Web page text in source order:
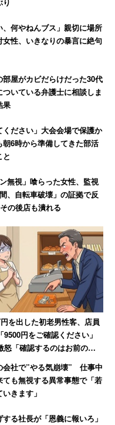
は当然ですが、すでに
はできません。「怒
ことを、この上司はよ
いくらいの上司です。
身の「こうするべき」
が生じるとも説いてい
をしているかのようで
き」という自分の考え
だけかもしれません。
、何やねんブス」親切に場所
性、いきなりの暴言に絶句
屋がカビだらけだった30代
いている弁護士に相談しま
果
ください」大会会場で保護か
6時から準備してきた部活
と
無視」喰らった女性、監視
、自転車破壊」の証拠で反
の後店も潰れる
を出した初老男性客、店員
9500円をご確認ください」
怒「確認するのはお前の仕
だろ!」→妻には頭が上がらず
しくなる
会社で”やる気崩壊” 仕事中
も無視する異常事態で「若
きます」
る社長が「恩義に報いろ」